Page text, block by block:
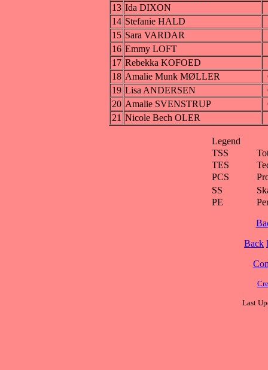
13 Ida DIXON
14 Stefanie HALD
15 Sara VARDAR
16 Emmy LOFT
17 Rebekka KOFOED
18 Amalie Munk MØLLER
19 Lisa ANDERSEN
20 Amalie SVENSTRUP
21 Nicole Bech OLER
Legend
TSS
TES
PCS
SS
PE
Back
Last